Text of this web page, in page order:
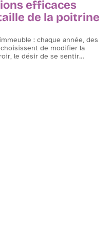
efficaces
de la poitrine
: chaque année, des
de modifier la
le désir de se sentir…